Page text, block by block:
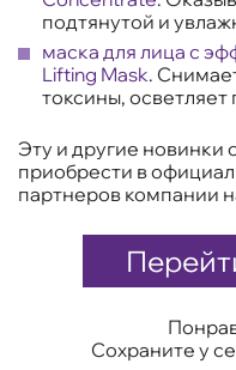
подтянутой и
маска для лица с
Lifting Mask.
токсины, осветляет
Эту и другие новинки
приобрести в
партнеров компании
Сохраните у